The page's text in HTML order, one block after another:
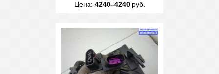
Цена: 4240–4240руб.